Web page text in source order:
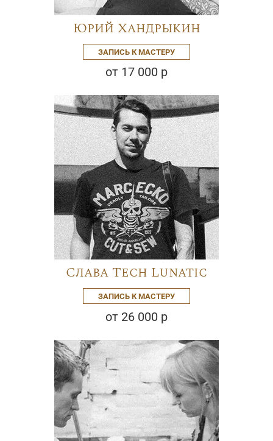
Юрий Хандрыкин
ЗАПИСЬ К МАСТЕРУ
от 17 000 р
Слава Tech Lunatic
ЗАПИСЬ К МАСТЕРУ
от 26 000 р